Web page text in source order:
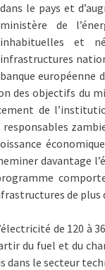
dans le pays et
ministère de
inhabituelles et
infrastructures
banque européenne
des objectifs du
de
davantage
de plus
de 120 à
du fuel et du
dans le secteur